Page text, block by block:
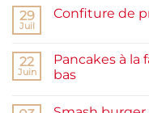
29
Juil
Confiture de
Confiture
de
prunes
22
Juin
Pancakes à la
bas